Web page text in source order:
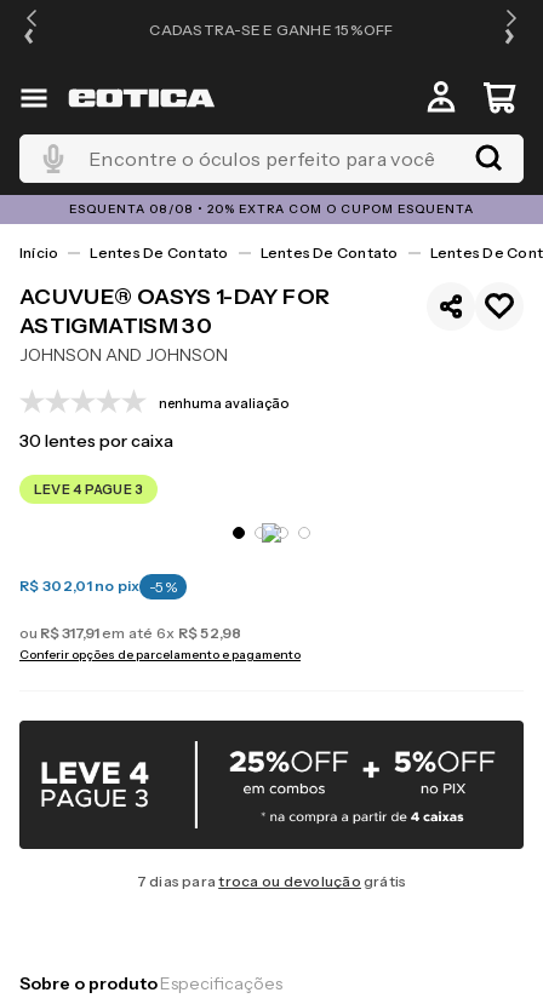
CADASTRA-SE E GANHE 15%OFF
Encontre o óculos perfeito para você
ESQUENTA 08/08 • 20% EXTRA COM O CUPOM ESQUENTA
Lentes De Contato Lentes De Contato Lentes De
ACUVUE® OASYS 1-DAY FOR
ASTIGMATISM 30
JOHNSON AND JOHNSON
nenhuma avaliação
30lentes por caixa
LEVE 4 PAGUE 3
R$ 302,01 no pix -5 %
ou R$317,91 em até 6x R$52,98
Conferir opções de parcelamento e pagamento
7 dias paratroca ou devolução grátis
Sobre o produtoEspecificações